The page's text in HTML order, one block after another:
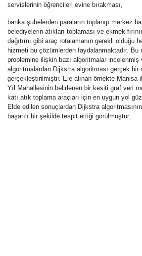
servislerinin öğrencileri evine bırakması,
banka şubelerden paraların toplanıp merkez
belediyelerin atıkları toplaması ve ekmek
dağıtımı gibi araç rotalamanın gerekli olduğu
hizmeti bu çözümlerden faydalanmaktadır. Bu
problemine ilişkin bazı algoritmalar incelenmiş
algoritmalardan Dijkstra algoritması gerçek bir
gerçekleştirilmiştir. Ele alınan örnekte Manisa
Yıl Mahallesinin belirlenen bir kesiti graf veri
katı atık toplama araçları için en uygun yol
Elde edilen sonuçlardan Dijkstra
başarılı bir şekilde tespit ettiği görülmüştür.